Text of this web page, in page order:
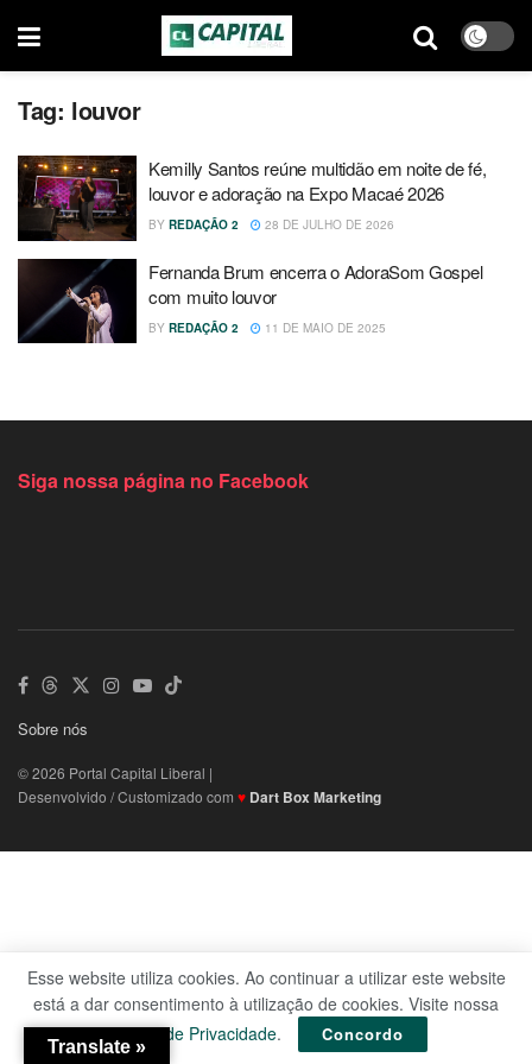
Tag: louvor
Kemilly Santos reúne multidão em noite de fé,
louvor e adoração na Expo Macaé 2026
BY REDAÇÃO 2 28 DE JULHO DE 2026
Fernanda Brum encerra o AdoraSom Gospel
com muito louvor
BY REDAÇÃO 2 11 DE MAIO DE 2025
Siga nossa página no Facebook
Sobre nós
© 2026 Portal Capital Liberal |
Desenvolvido / Customizado com ♥ Dart Box Marketing
Translate »
Esse website utiliza cookies. Ao continuar a utilizar este website
está a dar consentimento à utilização de cookies. Visite nossa
Política de Privacidade. Concordo